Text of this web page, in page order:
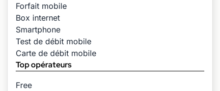
Forfait mobile
Box internet
Smartphone
Test de débit mobile
Carte de débit mobile
Top opérateurs
Free